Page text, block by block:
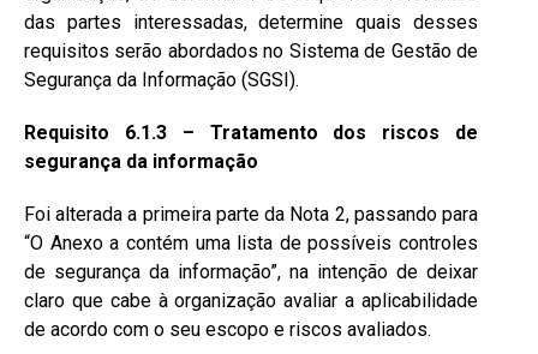
das partes interessadas, determine quais desses
requisitos serão abordados no Sistema de Gestão de
Segurança da Informação (SGSI).
Requisito 6.1.3 – Tratamento dos riscos de
segurança da informação
Foi alterada a primeira parte da Nota 2, passando para
“O Anexo a contém uma lista de possíveis controles
de segurança da informação”, na intenção de deixar
claro que cabe à organização avaliar a aplicabilidade
de acordo com o seu escopo e riscos avaliados.